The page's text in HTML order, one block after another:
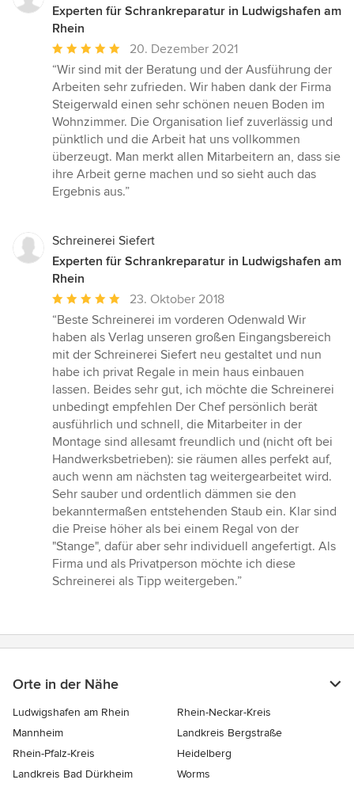
Experten für Schrankreparatur in Ludwigshafen am
Rhein
Durchschnittliche
Bewertung:
5
von
5
Sternen
20. Dezember 2021
“Wir sind mit der Beratung und der Ausführung der
Arbeiten sehr zufrieden. Wir haben dank der Firma
Steigerwald einen sehr schönen neuen Boden im
Wohnzimmer. Die Organisation lief zuverlässig und
pünktlich und die Arbeit hat uns vollkommen
überzeugt. Man merkt allen Mitarbeitern an, dass sie
ihre Arbeit gerne machen und so sieht auch das
Ergebnis aus.”
Schreinerei Siefert
Experten für Schrankreparatur in Ludwigshafen am
Rhein
Durchschnittliche
Bewertung:
5
von
5
Sternen
23. Oktober 2018
“Beste Schreinerei im vorderen Odenwald Wir
haben als Verlag unseren großen Eingangsbereich
mit der Schreinerei Siefert neu gestaltet und nun
habe ich privat Regale in mein haus einbauen
lassen. Beides sehr gut, ich möchte die Schreinerei
unbedingt empfehlen Der Chef persönlich berät
ausführlich und schnell, die Mitarbeiter in der
Montage sind allesamt freundlich und (nicht oft bei
Handwerksbetrieben): sie räumen alles perfekt auf,
auch wenn am nächsten tag weitergearbeitet wird.
Sehr sauber und ordentlich dämmen sie den
bekanntermaßen entstehenden Staub ein. Klar sind
die Preise höher als bei einem Regal von der
"Stange", dafür aber sehr individuell angefertigt. Als
Firma und als Privatperson möchte ich diese
Schreinerei als Tipp weitergeben.”
Orte in der Nähe
Ludwigshafen am Rhein
Rhein-Neckar-Kreis
Mannheim
Landkreis Bergstraße
Rhein-Pfalz-Kreis
Heidelberg
Landkreis Bad Dürkheim
Worms